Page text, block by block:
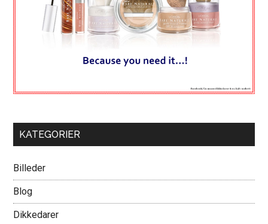
KATEGORIER
Billeder
Blog
Dikkedarer